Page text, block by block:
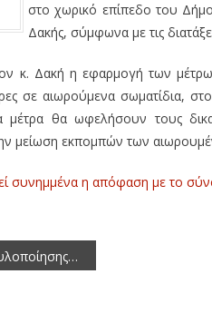
στο χωρικό επίπεδο του
Δακής, σύμφωνα με τις
κ. Δακή η εφαρμογή των
σε αιωρούμενα σωματίδια,
θα ωφελήσουν τους
μείωση εκπομπών των
συνημμένα η απόφαση με το
Περιφερειάρχη Δυτικής Μακεδονίας Γιώργου Δακή